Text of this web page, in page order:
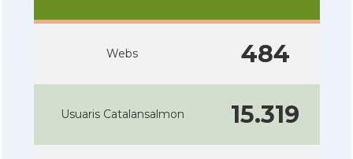
Webs 484
Usuaris Catalansalmon 15.319